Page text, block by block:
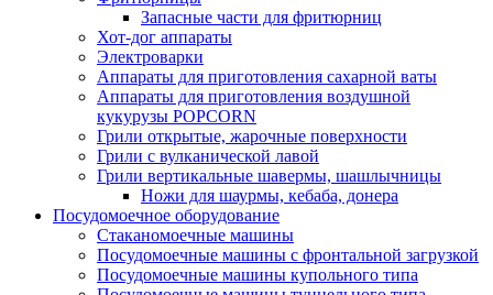
Запасные части для фритюрниц
Хот-дог аппараты
Электроварки
Аппараты для приготовления сахарной ваты
Аппараты для приготовления воздушной
кукурузы POPCORN
Грили открытые, жарочные поверхности
Грили с вулканической лавой
Грили вертикальные шавермы, шашлычницы
Ножи для шаурмы, кебаба, донера
Посудомоечное оборудование
Стаканомоечные машины
Посудомоечные машины с фронтальной загрузкой
Посудомоечные машины купольного типа